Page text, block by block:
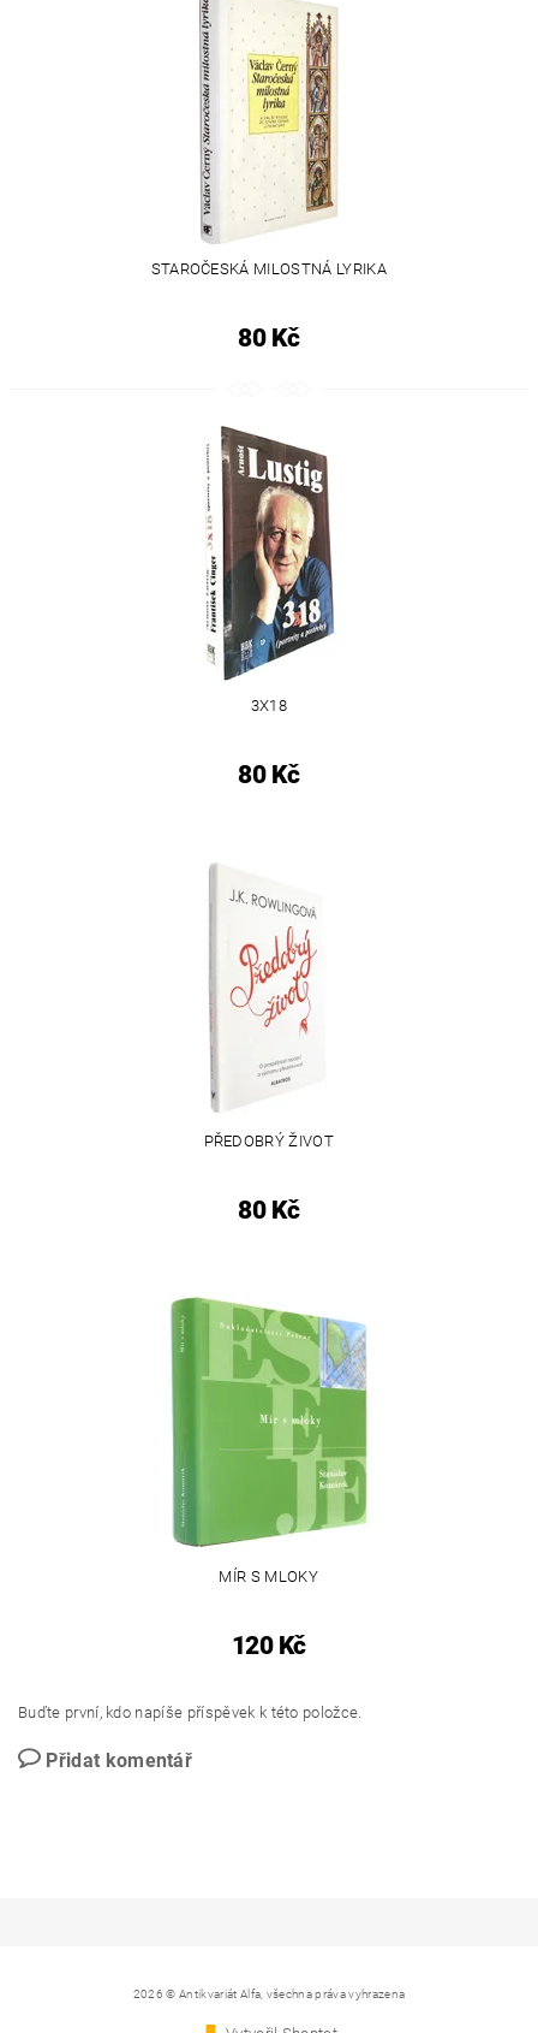
STAROČESKÁ MILOSTNÁ LYRIKA
80 Kč
3X18
80 Kč
PŘEDOBRÝ ŽIVOT
80 Kč
MÍR S MLOKY
120 Kč
Buďte první, kdo napíše příspěvek k této položce.
Přidat komentář
2026 © Antikvariát Alfa, všechna práva vyhrazena